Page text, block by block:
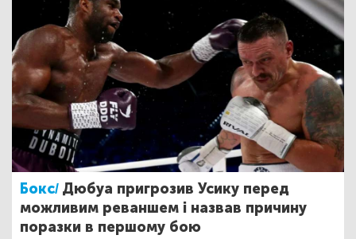
Бокс/ Дюбуа пригрозив Усику перед
можливим реваншем і назвав причину
поразки в першому бою